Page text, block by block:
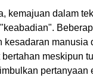
kemajuan dalam
kesadaran manusia
meskipun
pertanyaan